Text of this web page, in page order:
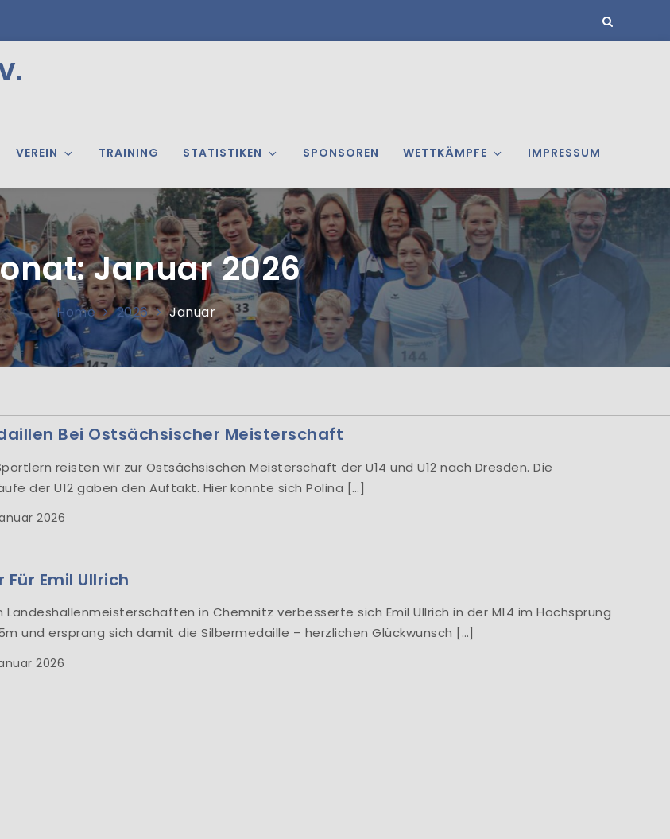
VEREIN TRAINING STATISTIKEN SPONSOREN WETTKÄMPFE IMPRESSUM
Januar 2026
Home 2026 Januar
Willkommen
Zittau e.V., Abt. Leichtathletik Mario...
Learn More
Bei Ostsächsischer Meisterschaft
reisten wir zur Ostsächsischen Meisterschaft der U14 und U12 nach Dresden. Die
der U12 gaben den Auftakt. Hier konnte sich Polina […]
2026
Für Emil Ullrich
Landeshallenmeisterschaften in Chemnitz verbesserte sich Emil Ullrich in der M14 im Hochsprung
und ersprang sich damit die Silbermedaille – herzlichen Glückwunsch […]
2026